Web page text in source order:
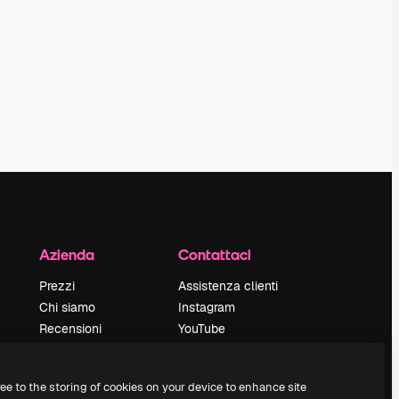
Azienda
Prezzi
Chi siamo
Recensioni
Blog
Contattaci
Assistenza clienti
Instagram
YouTube
Discord
to the storing of cookies on your device to enhance site